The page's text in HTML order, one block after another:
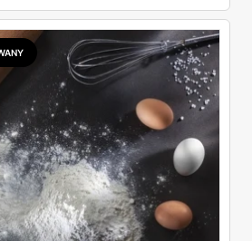
wyłącznie w sobotę z aplikacją. Aldi
2,99 zł. Werdykt w skrócie:
z Biedronki, po świeże warzywa jedź